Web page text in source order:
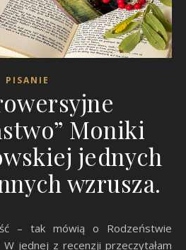
PISANIE
Moniki
jednych
wzrusza.
W jednej z recenzji przeczytałam